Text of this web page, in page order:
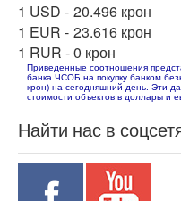
1 USD - 20.496 крон
1 EUR - 23.616 крон
1 RUR -0 крон
Приведенные соотношения
банка ЧСОБ на покупку банком
крон) на сегодняшний день. Эти
стоимости объектов в доллары и
Найти нас в